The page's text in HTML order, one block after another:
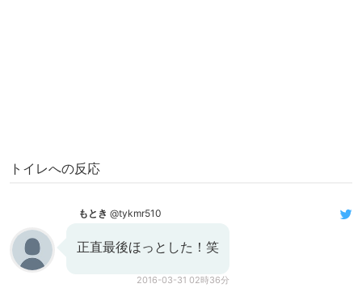
トイレへの反応
もとき @tykmr510
正直最後ほっとした！笑
2016-03-31 02時36分